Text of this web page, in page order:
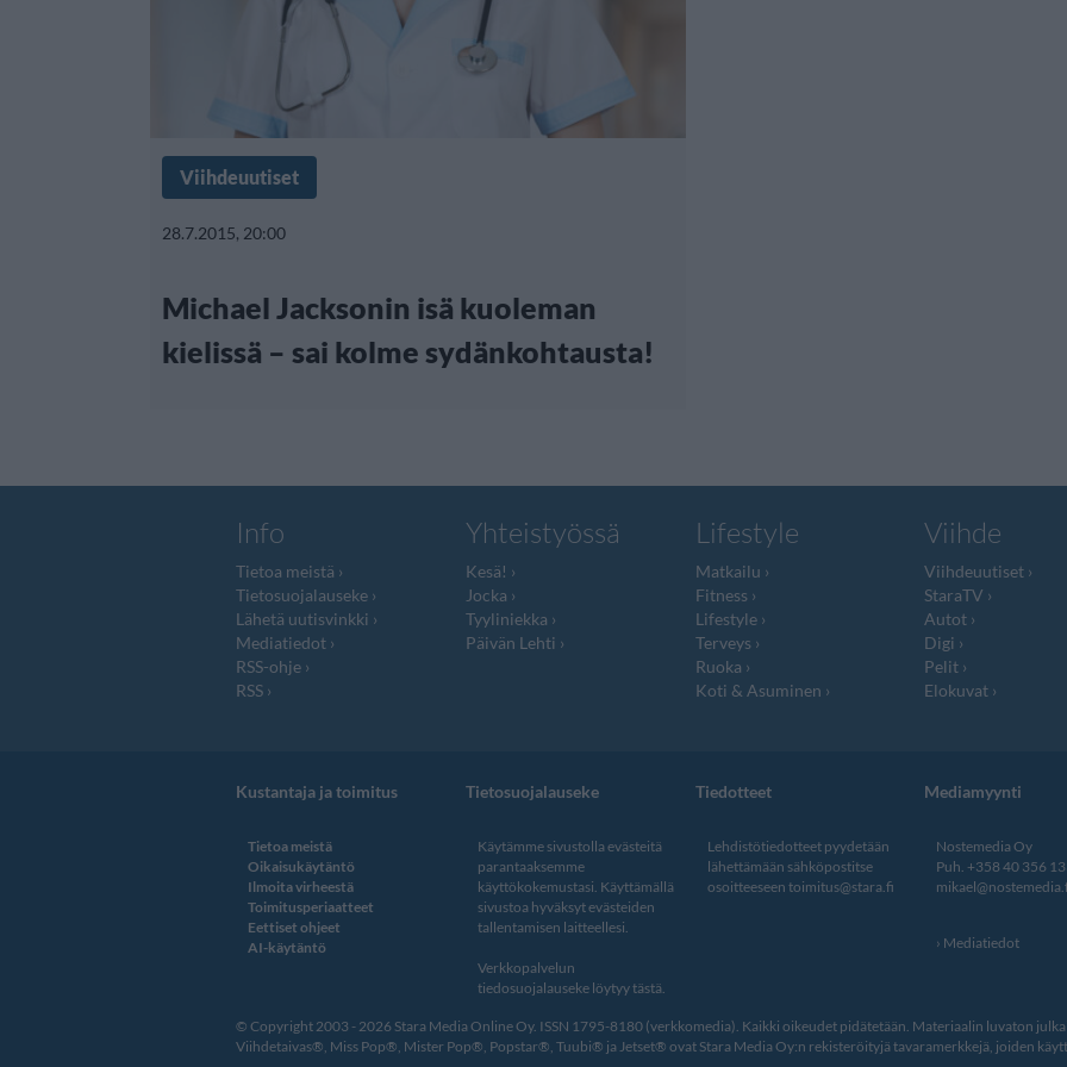
Viihdeuutiset
28.7.2015, 20:00
Michael Jacksonin isä kuoleman
kielissä – sai kolme sydänkohtausta!
Info
Tietoa meistä
Tietosuojalauseke
Lähetä uutisvinkki
Mediatiedot
RSS-ohje
RSS
Yhteistyössä
Kesä!
Jocka
Tyyliniekka
Päivän Lehti
Lifestyle
Matkailu
Fitness
Lifestyle
Terveys
Ruoka
Koti & Asuminen
Viihde
Viihdeuutiset
StaraTV
Autot
Digi
Pelit
Elokuvat
Kustantaja ja toimitus
Tietoa meistä
Oikaisukäytäntö
Ilmoita virheestä
Toimitusperiaatteet
Eettiset ohjeet
AI-käytäntö
Tietosuojalauseke
Käytämme sivustolla evästeitä
parantaaksemme
käyttökokemustasi. Käyttämällä
sivustoa hyväksyt evästeiden
tallentamisen laitteellesi.
Verkkopalvelun
tiedosuojalauseke löytyy tästä.
Tiedotteet
Lehdistötiedotteet pyydetään
lähettämään sähköpostitse
osoitteeseen toimitus@stara.fi
Mediamyynti
Nostemedia Oy
Puh. +358 40 356
Mediatiedot
© Copyright 2003 - 2026 Stara Media Online Oy. ISSN 1795-8180 (verkkomedia). Kaikki oikeudet pidätetään. Materiaalin luvaton
Viihdetaivas®, Miss Pop®, Mister Pop®, Popstar®, Tuubi® ja Jetset® ovat Stara Media Oy:n rekisteröityjä tavaramerkkejä, joiden